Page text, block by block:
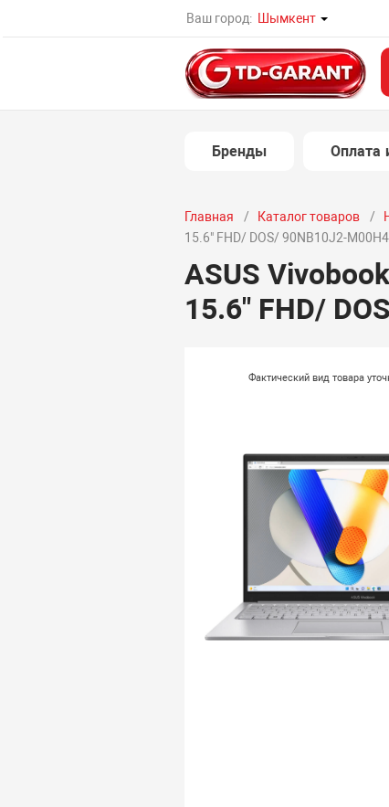
Ваш город: Шымкент
Бренды Оплата
Главная Каталог товаров
15.6" FHD/ DOS/ 90NB10J2-
ASUS
15.6" FHD/
Фактический вид товара